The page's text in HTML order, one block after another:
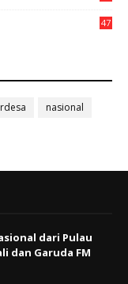
47
nasional
dari Pulau
dan Garuda FM